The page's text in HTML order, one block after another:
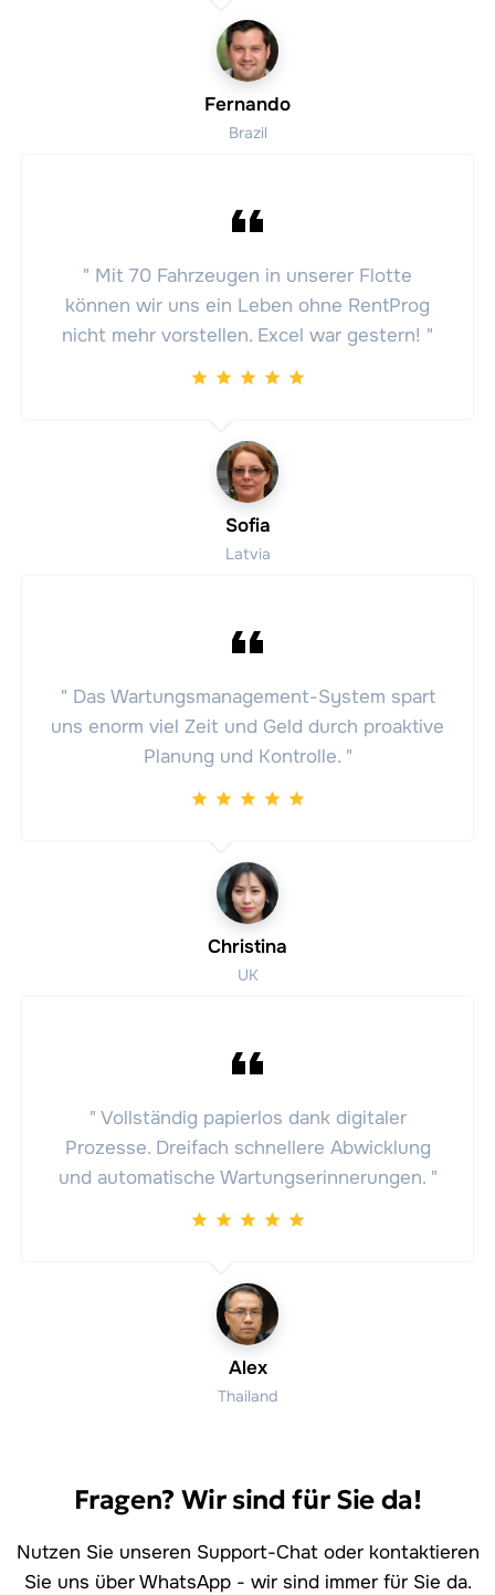
Fernando
Brazil
" Mit 70 Fahrzeugen in unserer Flotte
können wir uns ein Leben ohne RentProg
nicht mehr vorstellen. Excel war gestern! "
Sofia
Latvia
" Das Wartungsmanagement-System spart
uns enorm viel Zeit und Geld durch proaktive
Planung und Kontrolle. "
Christina
UK
" Vollständig papierlos dank digitaler
Prozesse. Dreifach schnellere Abwicklung
und automatische Wartungserinnerungen. "
Alex
Thailand
Fragen? Wir sind für Sie da!
Nutzen Sie unseren Support-Chat oder kontaktieren
Sie uns über WhatsApp - wir sind immer für Sie da.